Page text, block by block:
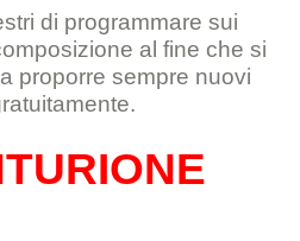
di programmare sui
al fine che si
proporre sempre nuovi